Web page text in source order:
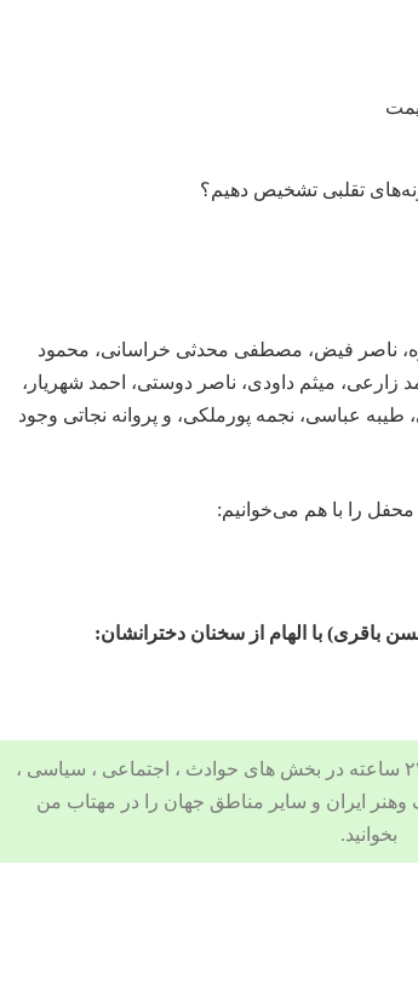
تقلبی تشخیص دهیم؟
ناصر فیض، مصطفی محدثی خراسانی، محمود
میثم داودی، ناصر دوستی، احمد شهریار،
طیبه عباسی، نجمه پورملکی، و پروانه نجاتی وجود
محفل را با هم می‌خوانیم:
باقری) با الهام از سخنان دخترانشان:
وهنر
ایران و سایر مناطق جهان را در مهتاب من
بخوانید.